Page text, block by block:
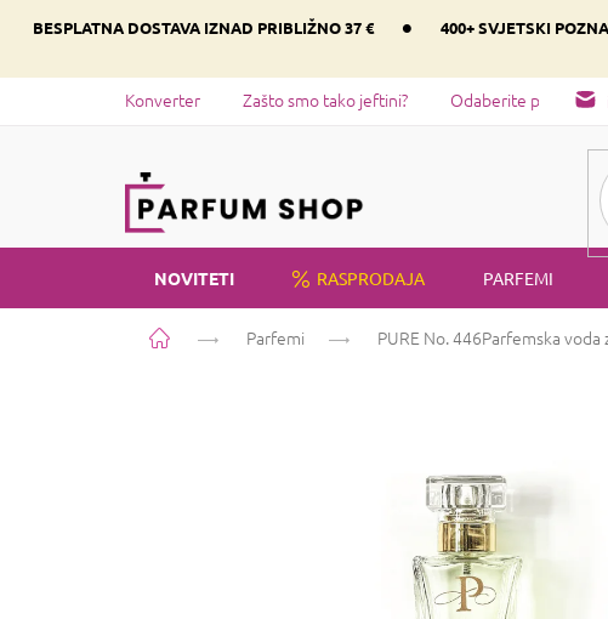
BESPLATNA DOSTAVA IZNAD PRIBLIŽNO 37 € • 400+ SVJETSKI
Konverter Zašto smo tako jeftini? Odaberite parfem
NOVITETI RASPRODAJA PARFEMI
Početna Parfemi PURE No. 446Parfemska voda